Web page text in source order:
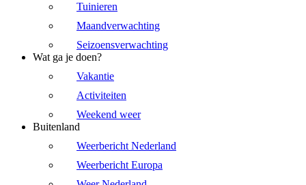
Tuinieren
Maandverwachting
Seizoensverwachting
Wat ga je doen?
Vakantie
Activiteiten
Weekend weer
Buitenland
Weerbericht Nederland
Weerbericht Europa